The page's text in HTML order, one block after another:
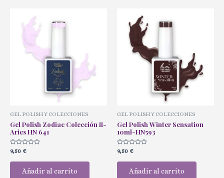
GEL POLISH Y COLECCIONES
Gel Polish Zodiac Colección II-
Aries HN 641
Valorado
con
0
9,50 €
Añadir al carrito
GEL POLISH Y COLECCIONES
Gel Polish Winter Sensation
10ml-HN593
Valorado
con
0
9,50 €
Añadir al carrito